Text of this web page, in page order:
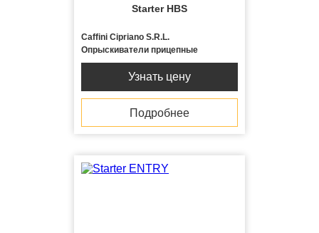
Starter HBS
Caffini Cipriano S.R.L.
Опрыскиватели прицепные
Узнать цену
Подробнее